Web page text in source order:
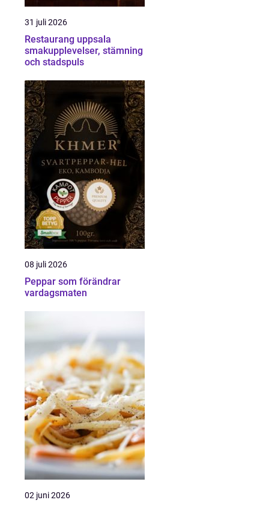
31 juli 2026
Restaurang uppsala
smakupplevelser, stämning
och stadspuls
08 juli 2026
Peppar som förändrar
vardagsmaten
02 juni 2026